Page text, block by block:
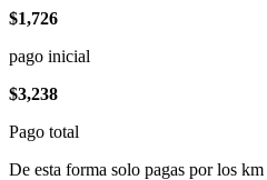
$1,726
pago inicial
$3,238
Pago total
De esta forma solo pagas por los km